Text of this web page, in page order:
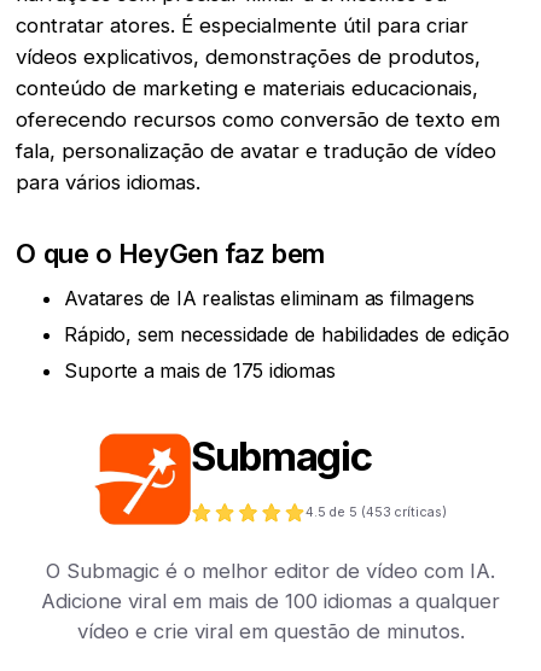
contratar atores. É especialmente útil para criar
vídeos explicativos, demonstrações de produtos,
conteúdo de marketing e materiais educacionais,
oferecendo recursos como conversão de texto em
fala, personalização de avatar e tradução de vídeo
para vários idiomas.
O que o HeyGen faz bem
Avatares de IA realistas eliminam as filmagens
Rápido, sem necessidade de habilidades de edição
Suporte a mais de 175 idiomas
Submagic
4.5 de 5 (453 críticas)
O Submagic é o melhor editor de vídeo com IA.
Adicione viral em mais de 100 idiomas a qualquer
vídeo e crie viral em questão de minutos.